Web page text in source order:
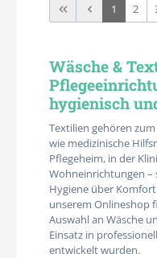
1 2
Wäsche &
hygienisch
Textilien gehören
wie medizinische
Pflegeheim, in der
Wohneinrichtungen –
Hygiene über
unserem Onlineshop
Auswahl an Wäsche
Einsatz in
entwickelt wurden.